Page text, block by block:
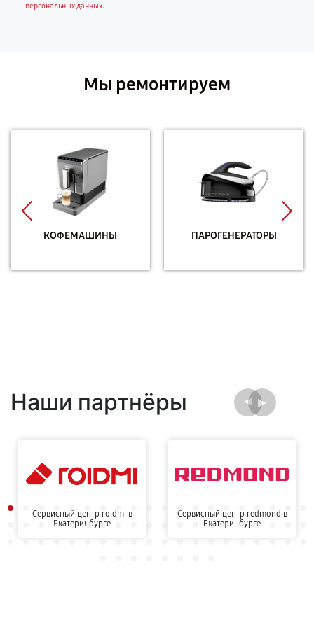
персональных данных.
Мы ремонтируем
КОФЕМАШИНЫ ПАРОГЕНЕРАТОРЫ
Наши партнёры
Сервисный центр roidmi в
Екатеринбурге
Сервисный центр redmond в
Екатеринбурге